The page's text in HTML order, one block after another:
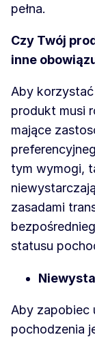
pełna.
Czy Twój
inne
Aby
produkt musi
mające
tym wymogi,
zasadami
statusu
Aby zapobiec
pochodzenia